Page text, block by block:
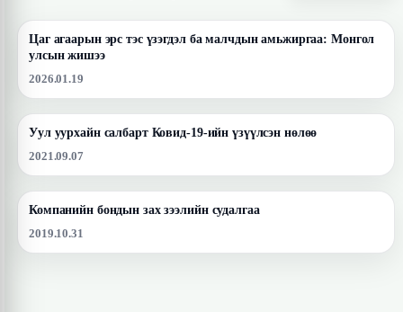
Цаг агаарын эрс тэс үзэгдэл ба малчдын амьжиргаа: Монгол
улсын жишээ
2026.01.19
Уул уурхайн салбарт Ковид-19-ийн үзүүлсэн нөлөө
2021.09.07
Компанийн бондын зах зээлийн судалгаа
2019.10.31